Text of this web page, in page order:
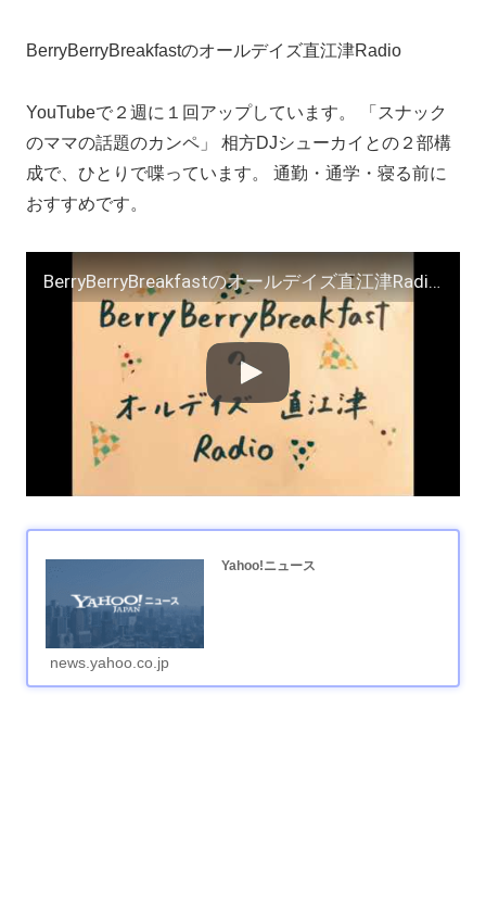
BerryBerryBreakfastのオールデイズ直江津Radio
YouTubeで２週に１回アップしています。 「スナック
のママの話題のカンペ」 相方DJシューカイとの２部構
成で、ひとりで喋っています。 通勤・通学・寝る前に
おすすめです。
BerryBerryBreakfastのオールデイズ直江津Radio〜第５６回 ヨーグルト田中とDJシューカイ
Yahoo!ニュース
news.yahoo.co.jp